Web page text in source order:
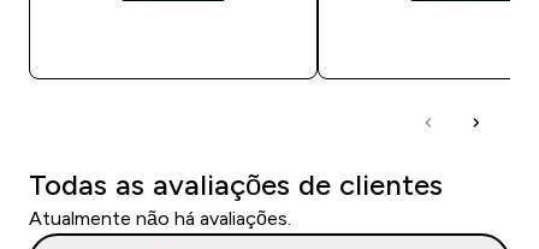
Todas as avaliações de clientes
Atualmente não há avaliações.